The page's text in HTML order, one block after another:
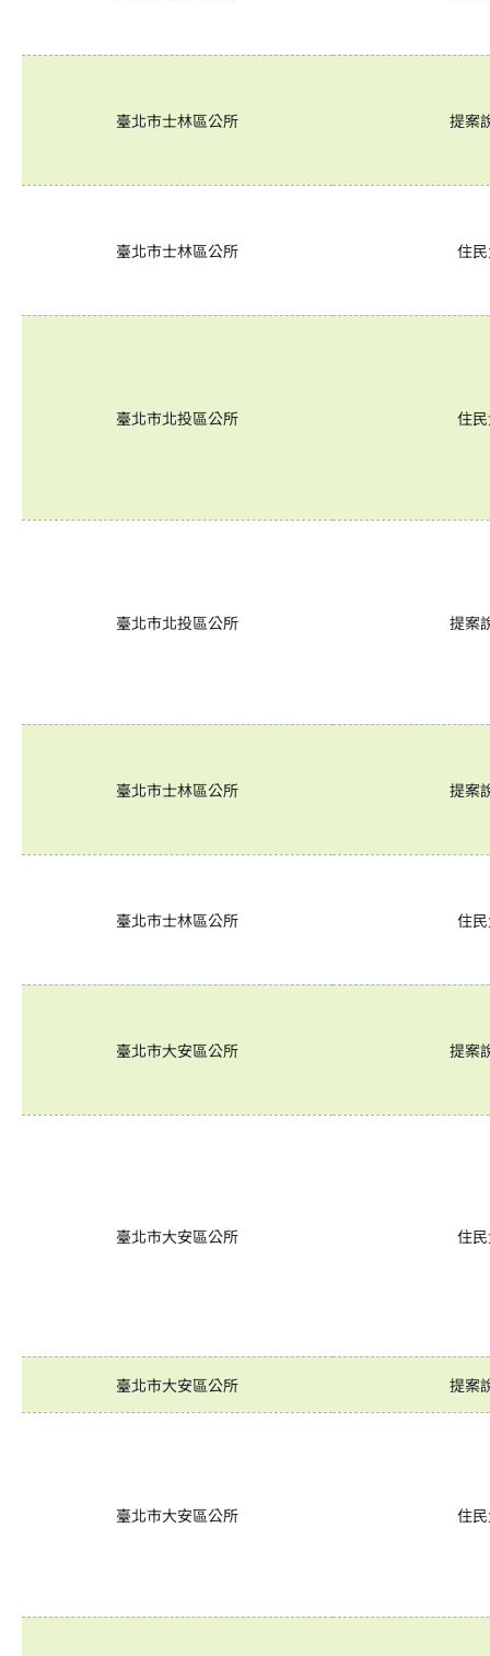
臺北市士林區公所 提案
臺北市士林區公所 住
臺北市北投區公所 住
臺北市北投區公所 提案
臺北市士林區公所 提案
臺北市士林區公所 住
臺北市大安區公所 提案
臺北市大安區公所 住
臺北市大安區公所 提案
臺北市大安區公所 住